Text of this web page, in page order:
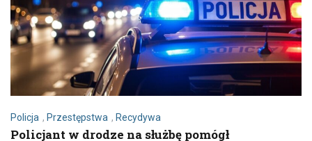
Policja , Przestępstwa , Recydywa
Policjant w drodze na służbę pomógł